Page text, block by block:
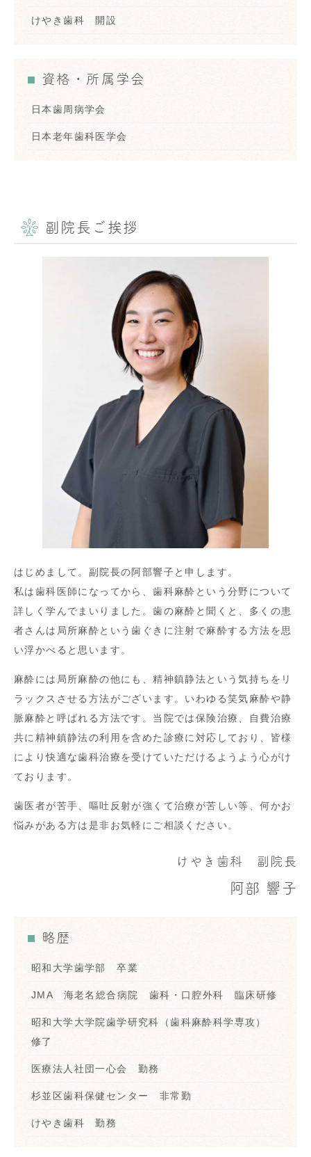
けやき歯科 開設
資格・所属学会
日本歯周病学会
日本老年歯科医学会
副院長ご挨拶
はじめまして。副院長の阿部響子と申します。
私は歯科医師になってから、歯科麻酔という分野について
詳しく学んでまいりました。歯の麻酔と聞くと、多くの患
者さんは局所麻酔という歯ぐきに注射で麻酔する方法を思
い浮かべると思います。
麻酔には局所麻酔の他にも、精神鎮静法という気持ちをリ
ラックスさせる方法がございます。いわゆる笑気麻酔や静
脈麻酔と呼ばれる方法です。当院では保険治療、自費治療
共に精神鎮静法の利用を含めた診療に対応しており、皆様
により快適な歯科治療を受けていただけるようよう心がけ
ております。
歯医者が苦手、嘔吐反射が強くて治療が苦しい等、何かお
悩みがある方は是非お気軽にご相談ください。
けやき歯科 副院長
阿部 響子
略歴
昭和大学歯学部 卒業
JMA 海老名総合病院 歯科・口腔外科 臨床研修
昭和大学大学院歯学研究科（歯科麻酔科学専攻）
修了
医療法人社団一心会 勤務
杉並区歯科保健センター 非常勤
けやき歯科 勤務